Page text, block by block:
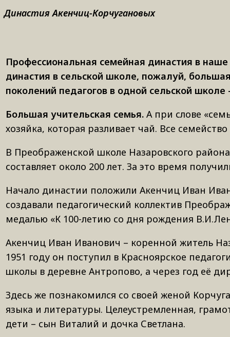
Династия Акенчиц-Корчугановых
Профессиональная семейная династия в
династия в сельской школе, пожалуй,
поколений педагогов в одной сельской
Большая учительская семья. А при слове
хозяйка, которая разливает чай. Все
В Преображенской школе Назаровского
составляет около 200 лет. За это время
Начало династии положили Акенчиц Иван
создавали педагогический коллектив
медалью «К 100-летию со дня рождения
Акенчиц Иван Иванович – коренной житель
1951 году он поступил в Красноярское
школы в деревне Антропово, а через год её
Здесь же познакомился со своей женой
языка и литературы. Целеустремленная,
дети – сын Виталий и дочка Светлана.